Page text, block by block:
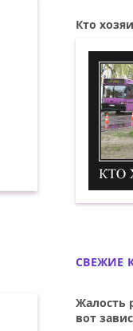
Кто
Кто
СВЕЖИЕ
Жалость
вот